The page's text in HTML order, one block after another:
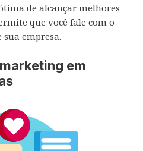
de alcançar melhores
que você fale com o
empresa.
em